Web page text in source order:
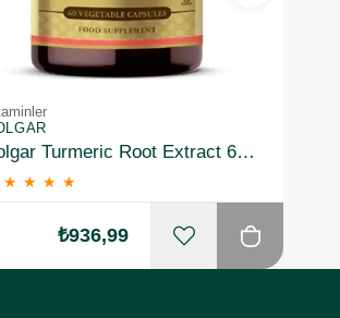
Solgar Turmeric Root Extract 60 Kapsül
★ ★ ★ ★
₺936,99